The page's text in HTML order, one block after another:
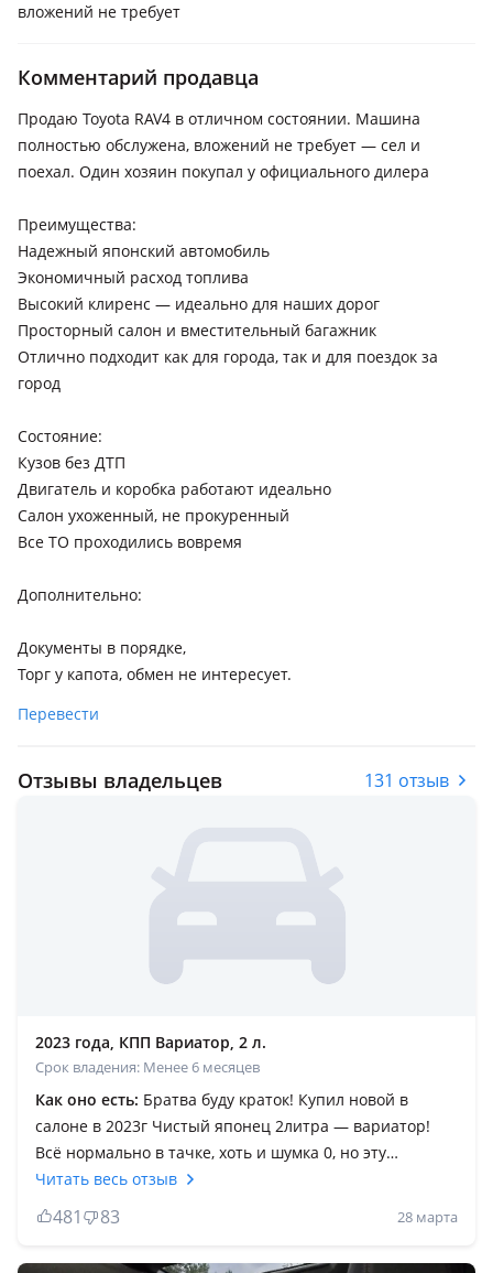
вложений не требует
Комментарий продавца
Продаю Toyota RAV4 в отличном состоянии. Машина
полностью обслужена, вложений не требует — сел и
поехал. Один хозяин покупал у официального дилера
Преимущества:
Надежный японский автомобиль
Экономичный расход топлива
Высокий клиренс — идеально для наших дорог
Просторный салон и вместительный багажник
Отлично подходит как для города, так и для поездок за
город
Состояние:
Кузов без ДТП
Двигатель и коробка работают идеально
Салон ухоженный, не прокуренный
Все ТО проходились вовремя
Дополнительно:
Документы в порядке,
Торг у капота, обмен не интересует.
Перевести
Отзывы владельцев 131 отзыв
2023 года, КПП Вариатор, 2 л.
Срок владения: Менее 6 месяцев
Как оно есть: Братва буду краток! Купил новой в
салоне в 2023г Чистый японец 2литра — вариатор!
Всё нормально в тачке, хоть и шумка 0, но эту
проблему можно исправить за деньги. Ее самый
жирный минус это то что она просто не едет и даже
чип тюнинг делал и всё равно не едет. Не берите это
2х литровое корыто с вариатором, вы пожалеете.
Читать весь отзыв
481 83 28 марта